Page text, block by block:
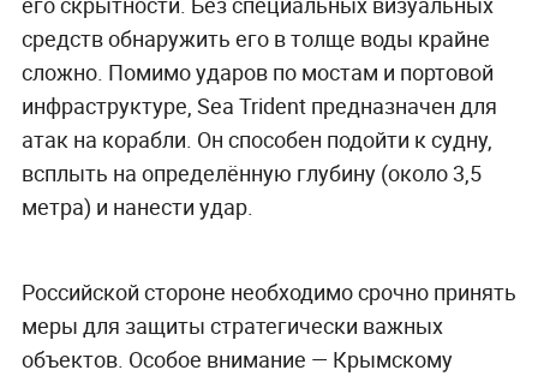
средств обнаружить его в толще воды крайне
сложно. Помимо ударов по мостам и портовой
инфраструктуре, Sea Trident предназначен для
атак на корабли. Он способен подойти к судну,
всплыть на определённую глубину (около 3,5
метра) и нанести удар.
Российской стороне необходимо срочно принять
меры для защиты стратегически важных
объектов. Особое внимание — Крымскому